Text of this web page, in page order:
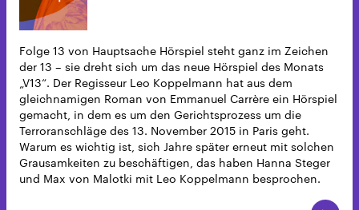
Folge 13 von Hauptsache Hörspiel steht ganz im Zeichen
der 13 – sie dreht sich um das neue Hörspiel des Monats
„V13“. Der Regisseur Leo Koppelmann hat aus dem
gleichnamigen Roman von Emmanuel Carrère ein Hörspiel
gemacht, in dem es um den Gerichtsprozess um die
Terroranschläge des 13. November 2015 in Paris geht.
Warum es wichtig ist, sich Jahre später erneut mit solchen
Grausamkeiten zu beschäftigen, das haben Hanna Steger
und Max von Malotki mit Leo Koppelmann besprochen.